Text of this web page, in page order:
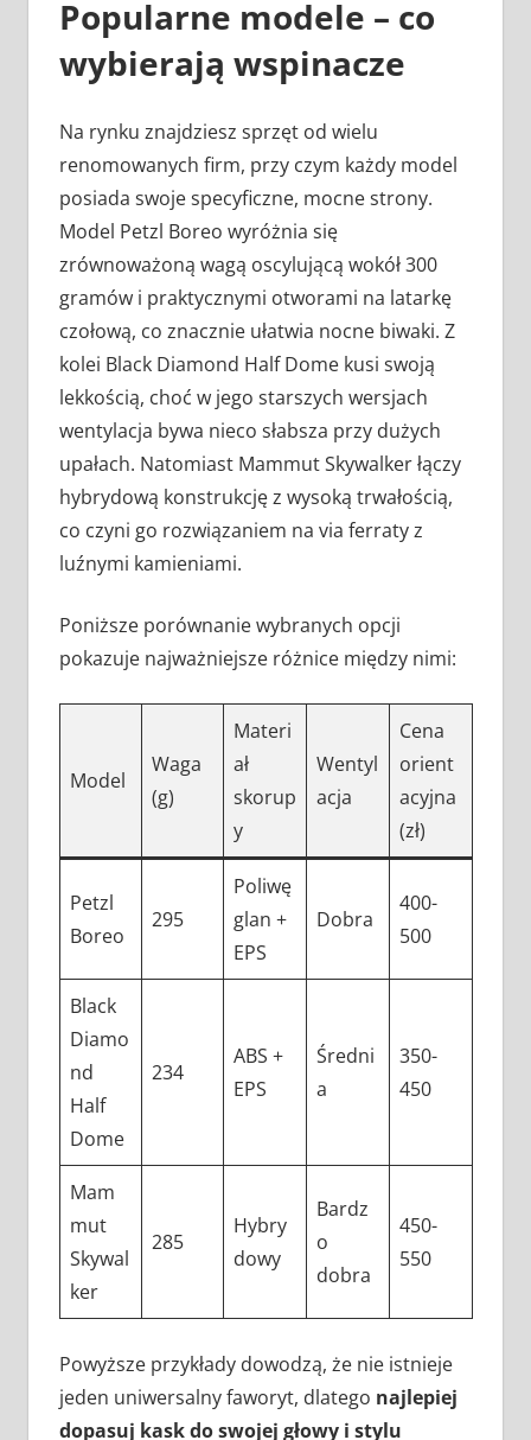
Popularne modele – co
wybierają wspinacze
Na rynku znajdziesz sprzęt od wielu
renomowanych firm, przy czym każdy model
posiada swoje specyficzne, mocne strony.
Model Petzl Boreo wyróżnia się
zrównoważoną wagą oscylującą wokół 300
gramów i praktycznymi otworami na latarkę
czołową, co znacznie ułatwia nocne biwaki. Z
kolei Black Diamond Half Dome kusi swoją
lekkością, choć w jego starszych wersjach
wentylacja bywa nieco słabsza przy dużych
upałach. Natomiast Mammut Skywalker łączy
hybrydową konstrukcję z wysoką trwałością,
co czyni go rozwiązaniem na via ferraty z
luźnymi kamieniami.
Poniższe porównanie wybranych opcji
pokazuje najważniejsze różnice między nimi:
Model
Waga
(g)
Materi
ał
skorup
y
Wentyl
acja
Cena
orient
acyjna
(zł)
Petzl
Boreo
295
Poliwę
glan +
EPS
Dobra
400-
500
Black
Diamo
nd
Half
Dome
234
ABS +
EPS
Średni
a
350-
450
Mam
mut
Skywal
ker
285
Hybry
dowy
Bardz
o
dobra
450-
550
Powyższe przykłady dowodzą, że nie istnieje
jeden uniwersalny faworyt, dlatego najlepiej
dopasuj kask do swojej głowy i stylu